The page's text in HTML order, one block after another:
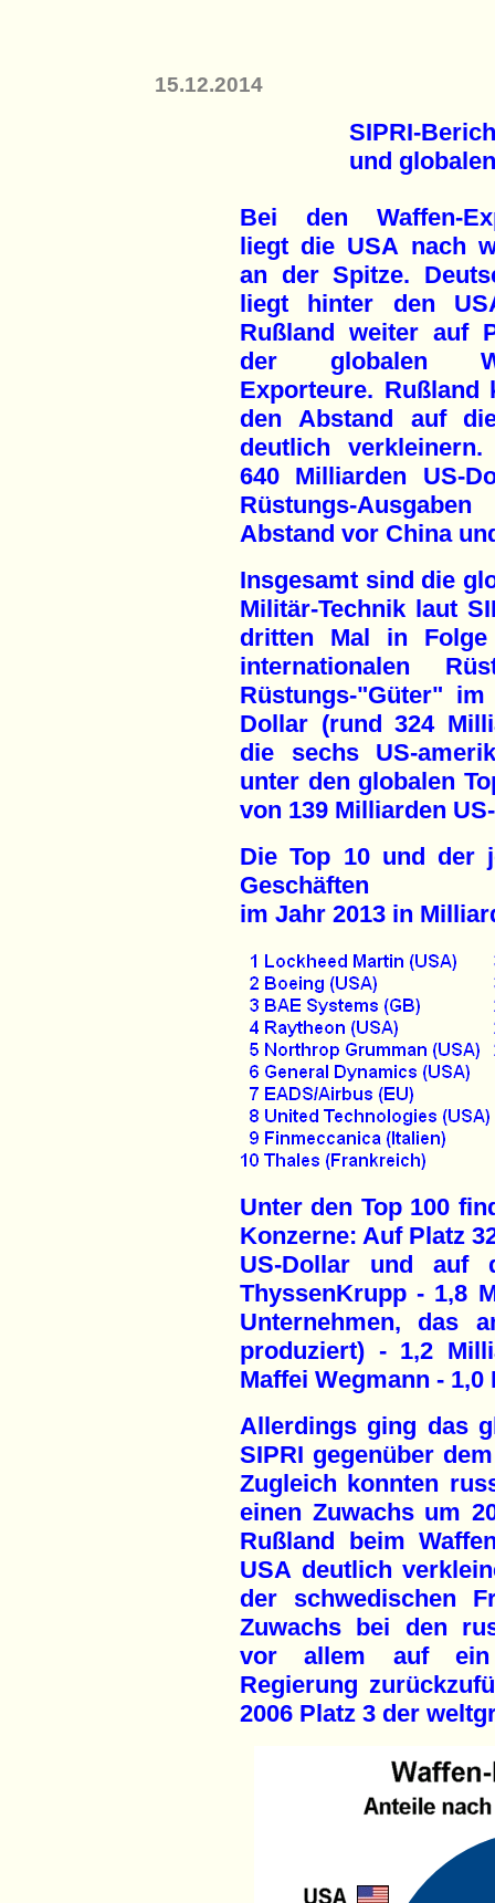
15.12.2014
SIPRI-
und
Bei den Waffen-
liegt die USA nach
an der Spitze.
liegt hinter den
Rußland weiter auf
der globalen
Exporteure. Rußland
den Abstand auf
deutlich
640 Milliarden US-
Rüstungs-
Abstand vor China
Insgesamt sind die
Militär-Technik laut
dritten Mal in
internationalen
Rüstungs-"Güter"
Dollar (rund 324
die sechs US-
unter den globalen
von 139 Milliarden
Die Top 10 und der
Geschäften
im Jahr 2013 in
Unter den Top 100
Konzerne: Auf Platz
US-Dollar und auf
ThyssenKrupp - 1,8
Unternehmen, das
produziert) - 1,2
Maffei Wegmann -
Allerdings ging das
SIPRI gegenüber
Zugleich konnten
einen Zuwachs um
Rußland beim
USA deutlich
der schwedischen
Zuwachs bei den
vor allem auf ein
Regierung
2006 Platz 3 der